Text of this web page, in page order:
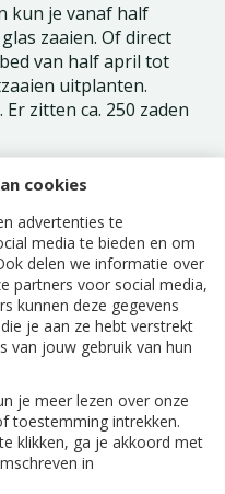
cookies
advertenties te
media te bieden en om
delen we informatie over
partners voor social media,
kunnen deze gegevens
je aan ze hebt verstrekt
van jouw gebruik van hun
je meer lezen over onze
toestemming intrekken.
klikken, ga je akkoord met
in
kun je vanaf half
zaaien. Of direct
van half april tot
uitplanten.
zitten ca. 250 zaden
- april